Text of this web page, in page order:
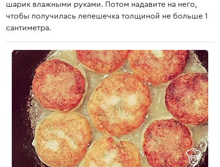
шарик влажными руками. Потом надавите на него,
чтобы получилась лепешечка толщиной не больше 1
сантиметра.